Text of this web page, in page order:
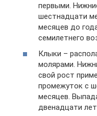
первыми.
шестнадцати
месяцев до
семилетнего
Клыки –
молярами.
свой рост
промежуток с
месяцев.
двенадцати